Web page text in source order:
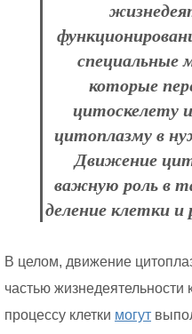
специальные
которые
цитоскелету
цитоплазму в
Движение
важную роль в
деление клетки и
В целом, движение
частью жизнедеятельности
процессу клетки могут